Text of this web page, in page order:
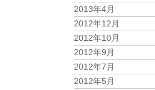
2013年4月
2012年12月
2012年10月
2012年9月
2012年7月
2012年5月